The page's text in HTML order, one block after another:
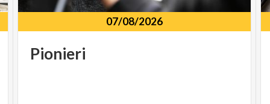
07/08/2026
Pionieri